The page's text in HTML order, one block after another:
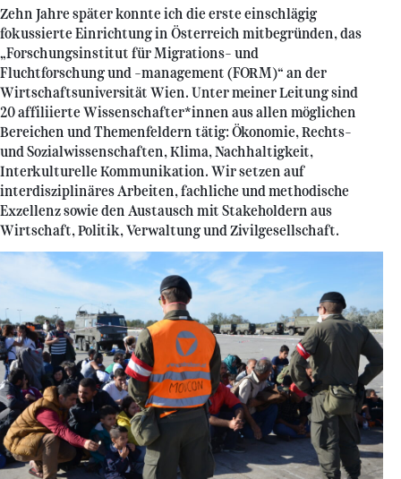
Zehn Jahre später konnte ich die erste einschlägig
fokussierte Einrichtung in Österreich mitbegründen, das
„Forschungsinstitut für Migrations- und
Fluchtforschung und -management (FORM)“ an der
Wirtschaftsuniversität Wien. Unter meiner Leitung sind
20 affiliierte Wissenschafter*innen aus allen möglichen
Bereichen und Themenfeldern tätig: Ökonomie, Rechts-
und Sozialwissenschaften, Klima, Nachhaltigkeit,
Interkulturelle Kommunikation. Wir setzen auf
interdisziplinäres Arbeiten, fachliche und methodische
Exzellenz sowie den Austausch mit Stakeholdern aus
Wirtschaft, Politik, Verwaltung und Zivilgesellschaft.